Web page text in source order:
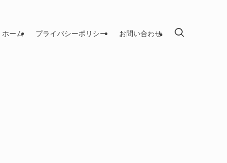
ホーム プライバシーポリシー お問い合わせ